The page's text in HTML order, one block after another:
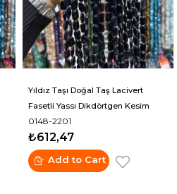
Yıldız Taşı Doğal Taş Lacivert
Fasetli Yassı Dikdörtgen Kesim
8x12mm Dizi
0148-2201
₺612,47
Add to Cart